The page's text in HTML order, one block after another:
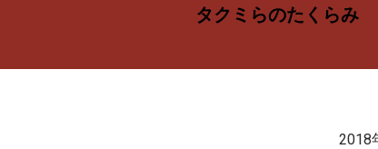
タクミらのたくらみ
2018